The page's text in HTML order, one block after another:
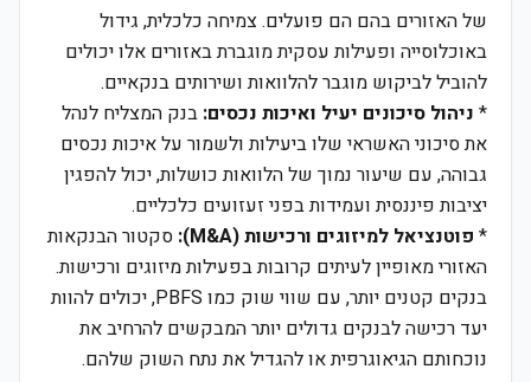
של האזורים בהם הם פועלים. צמיחה כלכלית, גידול
באוכלוסייה ופעילות עסקית מוגברת באזורים אלו יכולים
להוביל לביקוש מוגבר להלוואות ושירותים בנקאיים.
* ניהול סיכונים יעיל ואיכות נכסים: בנק המצליח לנהל
את סיכוני האשראי שלו ביעילות ולשמור על איכות נכסים
גבוהה, עם שיעור נמוך של הלוואות כושלות, יכול להפגין
יציבות פיננסית ועמידות בפני זעזועים כלכליים.
* פוטנציאל למיזוגים ורכישות (M&A):
סקטור הבנקאות
האזורי מאופיין לעיתים קרובות בפעילות מיזוגים ורכישות.
בנקים קטנים יותר, עם שווי שוק כמו PBFS, יכולים להוות
יעד רכישה לבנקים גדולים יותר המבקשים להרחיב את
נוכחותם הגיאוגרפית או להגדיל את נתח השוק שלהם.